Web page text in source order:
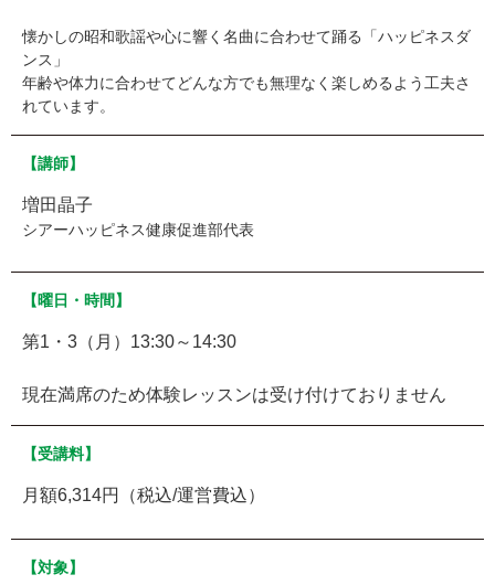
懐かしの昭和歌謡や心に響く名曲に合わせて踊る「ハッピネスダ
ンス」
年齢や体力に合わせてどんな方でも無理なく楽しめるよう工夫さ
れています。
【講師】
増田晶子
シアーハッピネス健康促進部代表
【曜日・時間】
第1・3（月）13:30～14:30
現在満席のため体験レッスンは受け付けておりません
【受講料】
月額6,314円（税込/運営費込）
【対象】